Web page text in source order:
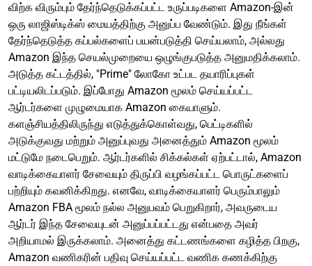
விற்க விரும்பும் தேர்ந்தெடுக்கப்பட்ட உருப்படிகளை Amazon-இன்
ஒரு லாஜிஸ்டிக்ஸ் மையத்திற்கு அனுப்ப வேண்டும். இது நீங்கள்
தேர்ந்தெடுத்த கப்பல்களைப் பயன்படுத்தி செய்யலாம், அல்லது
Amazon இந்த செயல்முறையை ஒழுங்குபடுத்த அனுமதிக்கலாம்.
அடுத்த கட்டத்தில், "Prime" லோகோ உட்பட தயாரிப்புகள்
பட்டியலிடப்படும். இப்போது Amazon மூலம் செய்யப்பட்ட
ஆர்டர்களை முழுமையாக Amazon கையாளும்.
களஞ்சியத்திலிருந்து எடுத்துக்கொள்வது, பெட்டிகளில்
அடுக்குவது மற்றும் அனுப்புவது அனைத்தும் Amazon மூலம்
மட்டுமே நடைபெறும். ஆர்டர்களில் சிக்கல்கள் ஏற்பட்டால், Amazon
வாடிக்கையாளர் சேவையும் திருப்பி வழங்கப்பட்ட பொருட்களைப்
பற்றியும் கவனிக்கிறது. எனவே, வாடிக்கையாளர் பெரும்பாலும்
Amazon FBA மூலம் நல்ல அனுபவம் பெறுகிறார், அவருடைய
ஆர்டர் இந்த சேவையுடன் அனுப்பப்பட்டது என்பதை அவர்
அறியாமல் இருக்கலாம். அனைத்து கட்டணங்களை கழித்த பிறகு,
Amazon வணிகரின் பதிவு செய்யப்பட்ட வணிக கணக்கிற்கு